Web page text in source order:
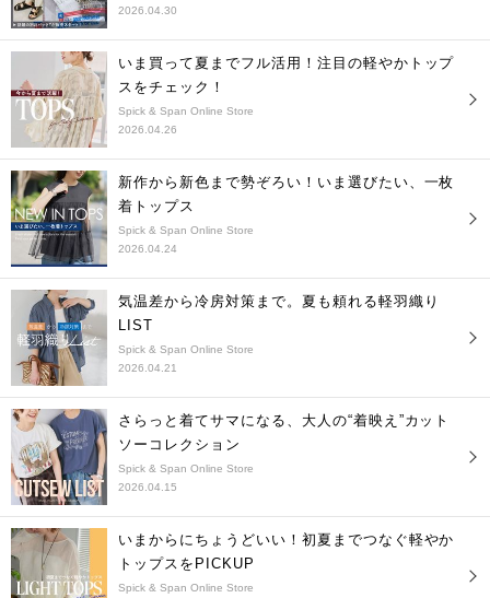
2026.04.30
いま買って夏までフル活用！注目の軽やかトップ
スをチェック！
Spick & Span Online Store
2026.04.26
新作から新色まで勢ぞろい！いま選びたい、一枚
着トップス
Spick & Span Online Store
2026.04.24
気温差から冷房対策まで。夏も頼れる軽羽織り
LIST
Spick & Span Online Store
2026.04.21
さらっと着てサマになる、大人の“着映え”カット
ソーコレクション
Spick & Span Online Store
2026.04.15
いまからにちょうどいい！初夏までつなぐ軽やか
トップスをPICKUP
Spick & Span Online Store